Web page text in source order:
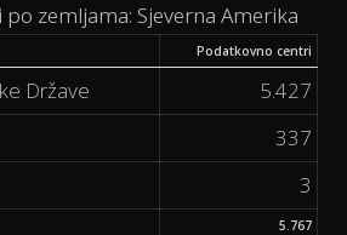
zemljama: Sjeverna Amerika
Podatkovno centri
Države
5.427
337
3
5.767